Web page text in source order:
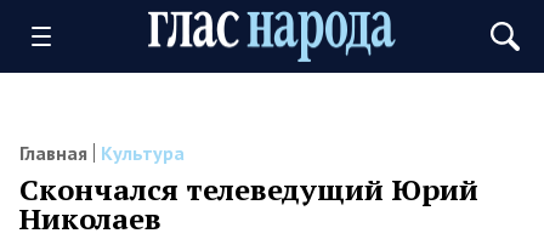
Главная Культура
Скончался телеведущий Юрий
Николаев